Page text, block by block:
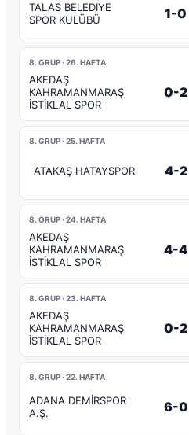
TALAS BELEDİYE
SPOR KULÜBÜ
1-0
8. GRUP · 26. HAFTA
AKEDAŞ
KAHRAMANMARAŞ
İSTİKLAL SPOR
0-2
8. GRUP · 25. HAFTA
ATAKAŞ HATAYSPOR 4-2
8. GRUP · 24. HAFTA
AKEDAŞ
KAHRAMANMARAŞ
İSTİKLAL SPOR
4-4
8. GRUP · 23. HAFTA
AKEDAŞ
KAHRAMANMARAŞ
İSTİKLAL SPOR
0-2
8. GRUP · 22. HAFTA
ADANA DEMİRSPOR
A.Ş.
6-0